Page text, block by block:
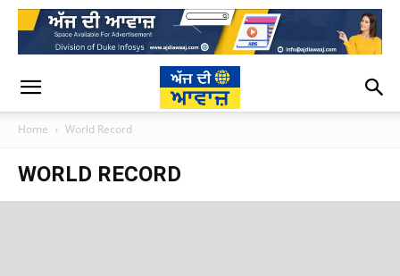
Home World Record
WORLD RECORD